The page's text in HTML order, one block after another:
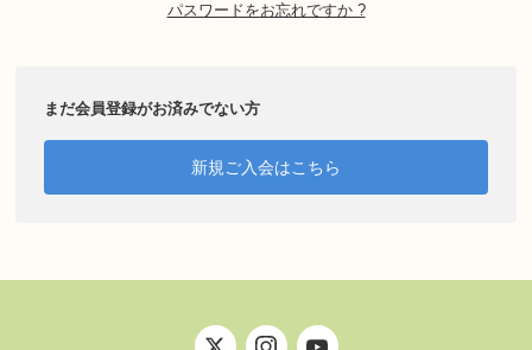
パスワードをお忘れですか ?
まだ会員登録がお済みでない方
新規ご入会はこちら